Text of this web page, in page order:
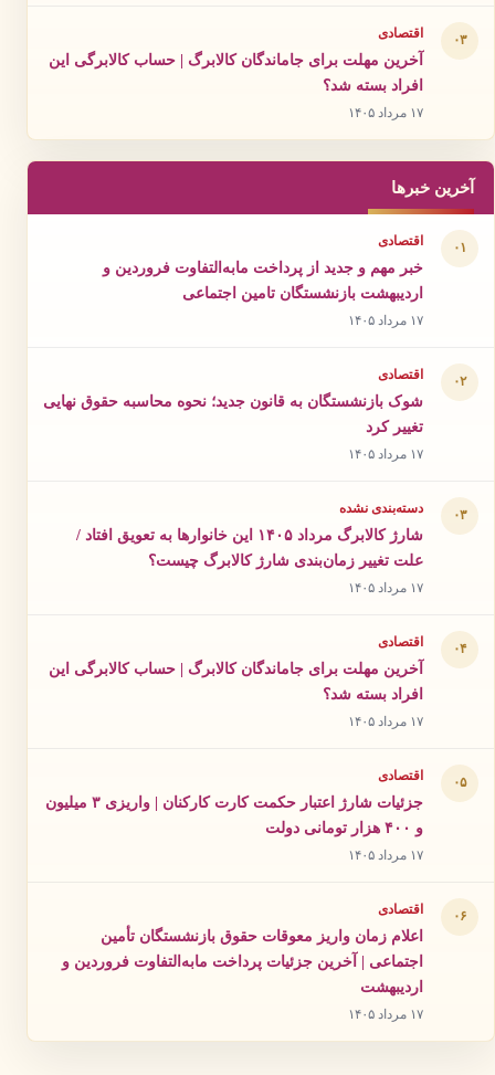
۰۳ اقتصادی
آخرین مهلت برای جاماندگان کالابرگ | حساب کالابرگی این
افراد بسته شد؟
۱۷ مرداد ۱۴۰۵
آخرین خبرها
۰۱ اقتصادی
خبر مهم و جدید از پرداخت مابه‌التفاوت فروردین و
اردیبهشت بازنشستگان تامین اجتماعی
۱۷ مرداد ۱۴۰۵
۰۲ اقتصادی
شوک بازنشستگان به قانون جدید؛ نحوه محاسبه حقوق نهایی
تغییر کرد
۱۷ مرداد ۱۴۰۵
۰۳ دسته‌بندی نشده
شارژ کالابرگ مرداد ۱۴۰۵ این خانوارها به تعویق افتاد /
علت تغییر زمان‌بندی شارژ کالابرگ چیست؟
۱۷ مرداد ۱۴۰۵
۰۴ اقتصادی
آخرین مهلت برای جاماندگان کالابرگ | حساب کالابرگی این
افراد بسته شد؟
۱۷ مرداد ۱۴۰۵
۰۵ اقتصادی
جزئیات شارژ اعتبار حکمت کارت کارکنان | واریزی ۳ میلیون
و ۴۰۰ هزار تومانی دولت
۱۷ مرداد ۱۴۰۵
۰۶ اقتصادی
اعلام زمان واریز معوقات حقوق بازنشستگان تأمین
اجتماعی | آخرین جزئیات پرداخت مابه‌التفاوت فروردین و
اردیبهشت
۱۷ مرداد ۱۴۰۵